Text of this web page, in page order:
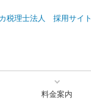
料金案内